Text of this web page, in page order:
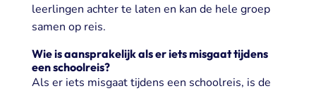
leerlingen achter te laten en kan de hele groep
samen op reis.
Wie is aansprakelijk als er iets misgaat tijdens
een schoolreis?
Als er iets misgaat tijdens een schoolreis, is de